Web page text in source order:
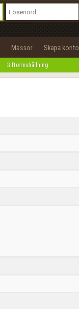
Mässor Skapa konto
Giftormshållning